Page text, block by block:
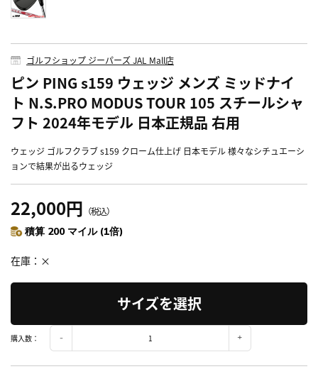
ゴルフショップ ジーパーズ JAL Mall店
ピン PING s159 ウェッジ メンズ ミッドナイ
ト N.S.PRO MODUS TOUR 105 スチールシャ
フト 2024年モデル 日本正規品 右用
ウェッジ ゴルフクラブ s159 クローム仕上げ 日本モデル 様々なシチュエーシ
ョンで結果が出るウェッジ
22,000円 （税込）
積算 200 マイル (1倍)
在庫 ×
サイズを選択
購入数：